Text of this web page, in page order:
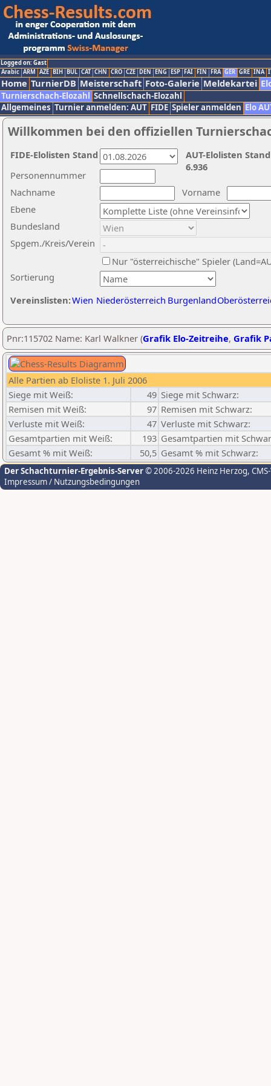
Logged on: Gast
Arabic ARM AZE BIH BUL CAT CHN CRO CZE DEN ENG ESP FAI FIN FRA GER GRE INA
Home TurnierDB Meisterschaft Foto-Galerie Meldekartei
Turnierschach-Elozahl Schnellschach-Elozahl
Allgemeines Turnier anmelden: AUT FIDE Spieler anmelden Elo
Willkommen bei den offiziellen
Nachname
Vorname
Ebene
Sortierung
Personennummer
Bundesland
Spgem./Kreis/Verein
Nur "österreichische" Spieler
Vereinslisten:Wien Niederösterreich Burgenland
AUT-Elolisten
6.936
FIDE-Elolisten Stand
Pnr:115702 Name: Karl Walkner (Grafik Elo-Zeitreihe, Grafik
Alle Partien ab Eloliste 1. Juli 2006
Siege mit Weiß:
49 Siege mit Schwarz:
Remisen mit Weiß:
97 Remisen mit Schwarz:
Verluste mit Weiß:
47 Verluste mit Schwarz:
Gesamtpartien mit Weiß:
193 Gesamtpartien mit
Gesamt % mit Weiß:
50,5 Gesamt % mit Schwarz:
Der Schachturnier-Ergebnis-Server© 2006-2026 Heinz Herzog,
Impressum / Nutzungsbedingungen